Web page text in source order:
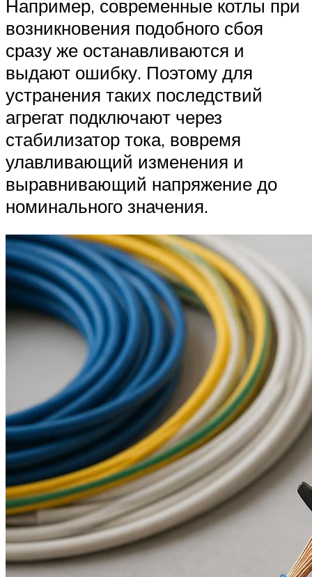
Например, современные котлы при
возникновения подобного сбоя
сразу же останавливаются и
выдают ошибку. Поэтому для
устранения таких последствий
агрегат подключают через
стабилизатор тока, вовремя
улавливающий изменения и
выравнивающий напряжение до
номинального значения.